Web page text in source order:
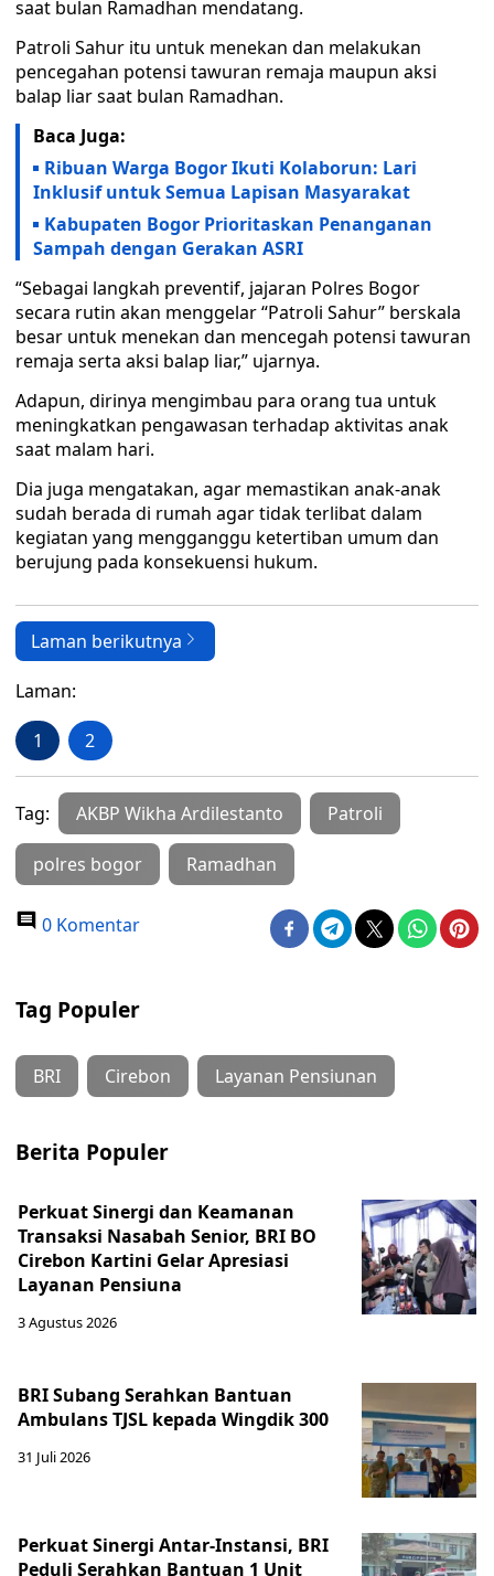
saat bulan Ramadhan mendatang.
Patroli Sahur itu untuk menekan dan melakukan
pencegahan potensi tawuran remaja maupun aksi
balap liar saat bulan Ramadhan.
Baca Juga:
Ribuan Warga Bogor Ikuti Kolaborun: Lari
Inklusif untuk Semua Lapisan Masyarakat
Kabupaten Bogor Prioritaskan Penanganan
Sampah dengan Gerakan ASRI
“Sebagai langkah preventif, jajaran Polres Bogor
secara rutin akan menggelar “Patroli Sahur” berskala
besar untuk menekan dan mencegah potensi tawuran
remaja serta aksi balap liar,” ujarnya.
Adapun, dirinya mengimbau para orang tua untuk
meningkatkan pengawasan terhadap aktivitas anak
saat malam hari.
Dia juga mengatakan, agar memastikan anak-anak
sudah berada di rumah agar tidak terlibat dalam
kegiatan yang mengganggu ketertiban umum dan
berujung pada konsekuensi hukum.
Laman berikutnya
Laman:
1 2
Tag: AKBP Wikha Ardilestanto Patroli
polres bogor Ramadhan
0 Komentar
Tag Populer
BRI Cirebon Layanan Pensiunan
Berita Populer
Perkuat Sinergi dan Keamanan
Transaksi Nasabah Senior, BRI BO
Cirebon Kartini Gelar Apresiasi
Layanan Pensiuna
3 Agustus 2026
BRI Subang Serahkan Bantuan
Ambulans TJSL kepada Wingdik 300
31 Juli 2026
Perkuat Sinergi Antar-Instansi, BRI
Peduli Serahkan Bantuan 1 Unit